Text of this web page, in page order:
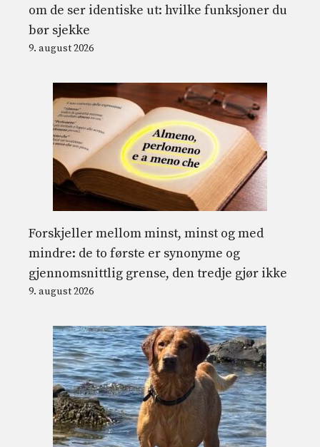
om de ser identiske ut: hvilke funksjoner du
bør sjekke
9. august 2026
Forskjeller mellom minst, minst og med
mindre: de to første er synonyme og
gjennomsnittlig grense, den tredje gjør ikke
9. august 2026